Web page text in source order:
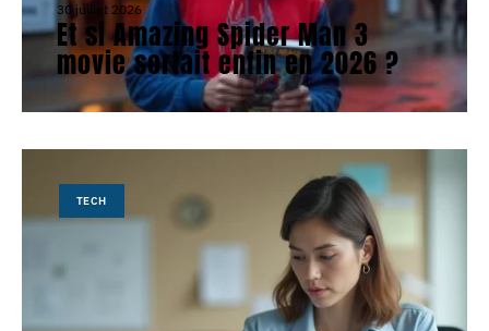
30 juillet 2026
Et si Amazing Spider Man 3
movie sortait enfin en 2026 ?
TECH